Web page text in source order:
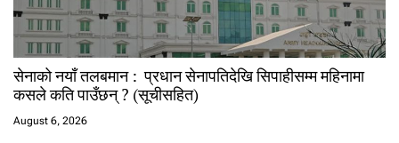
सेनाको नयाँ तलबमान : प्रधान सेनापतिदेखि सिपाहीसम्म महिनामा
कसले कति पाउँछन् ? (सूचीसहित)
August 6, 2026